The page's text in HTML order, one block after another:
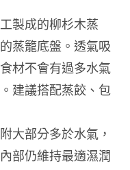
製成的柳杉木蒸
蒸籠底盤。透氣吸
材不會有過多水氣
建議搭配蒸餃、包
大部分多於水氣，
部仍維持最適濕潤